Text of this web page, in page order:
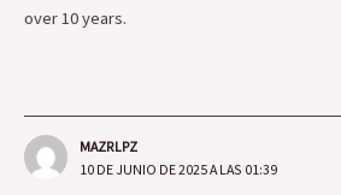
over 10 years.
MAZRLPZ
10 DE JUNIO DE 2025 A LAS 01:39